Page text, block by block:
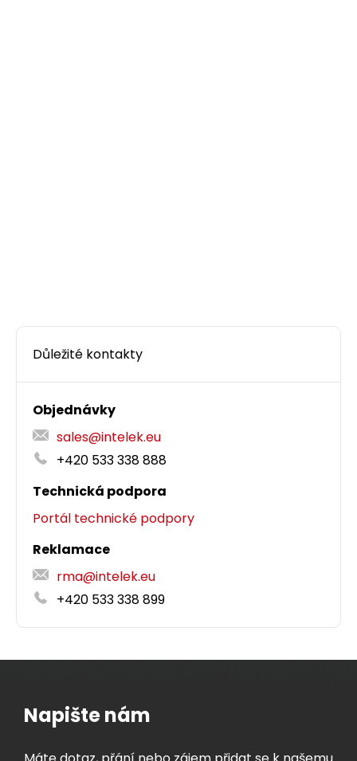
Důležité kontakty
Objednávky
sales@intelek.eu
+420 533 338 888
Technická podpora
Portál technické podpory
Reklamace
rma@intelek.eu
+420 533 338 899
Napište nám